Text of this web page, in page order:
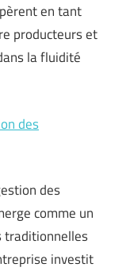
en tant
producteurs et
la fluidité
des
des
comme un
traditionnelles
investit